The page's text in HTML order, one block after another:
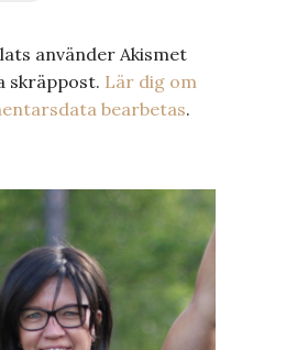
använder Akismet
skräppost. Lär dig om
bearbetas.